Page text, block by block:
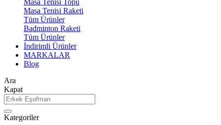
Masa Tenisi Topu
Masa Tenisi Raketi
Tüm Ürünler
Badminton Raketi
Tüm Ürünler
İndirimli Ürünler
MARKALAR
Blog
Ara
Kapat
Kategoriler